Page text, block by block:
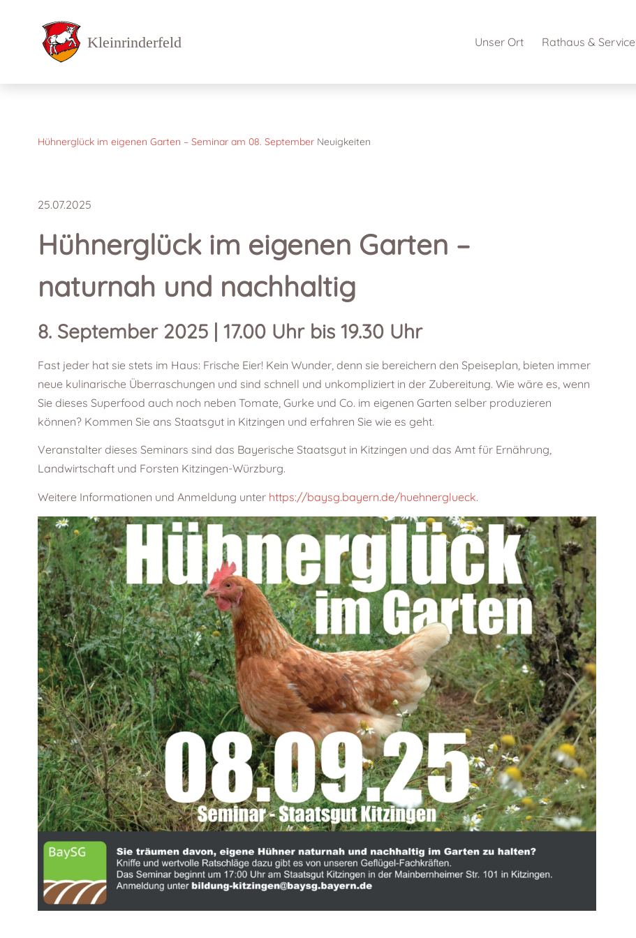
Unser Ort Rathaus & Service
Hühnerglück im eigenen Garten – Seminar am 08. September Neuigkeiten
25.07.2025
Hühnerglück im eigenen Garten –
naturnah und nachhaltig
8. September 2025 | 17.00 Uhr bis 19.30 Uhr
Fast jeder hat sie stets im Haus: Frische Eier! Kein Wunder, denn sie bereichern den Speiseplan, bieten immer
neue kulinarische Überraschungen und sind schnell und unkompliziert in der Zubereitung. Wie wäre es, wenn
Sie dieses Superfood auch noch neben Tomate, Gurke und Co. im eigenen Garten selber produzieren
können? Kommen Sie ans Staatsgut in Kitzingen und erfahren Sie wie es geht.
Veranstalter dieses Seminars sind das Bayerische Staatsgut in Kitzingen und das Amt für Ernährung,
Landwirtschaft und Forsten Kitzingen-Würzburg.
Weitere Informationen und Anmeldung unter https://baysg.bayern.de/huehnerglueck.